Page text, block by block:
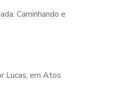
Caminhando e
Lucas, em Atos